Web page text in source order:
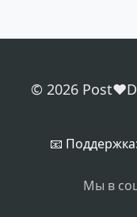
© 2026
📧 Поддержка:
Мы в